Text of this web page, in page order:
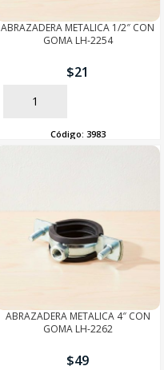
ABRAZADERA METALICA 1/2″ CON
GOMA LH-2254
$21
AÑADIR
Código: 3983
ABRAZADERA METALICA 4″ CON
GOMA LH-2262
$49